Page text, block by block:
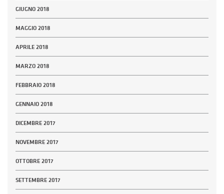
GIUGNO 2018
MAGGIO 2018
APRILE 2018
MARZO 2018
FEBBRAIO 2018
GENNAIO 2018
DICEMBRE 2017
NOVEMBRE 2017
OTTOBRE 2017
SETTEMBRE 2017